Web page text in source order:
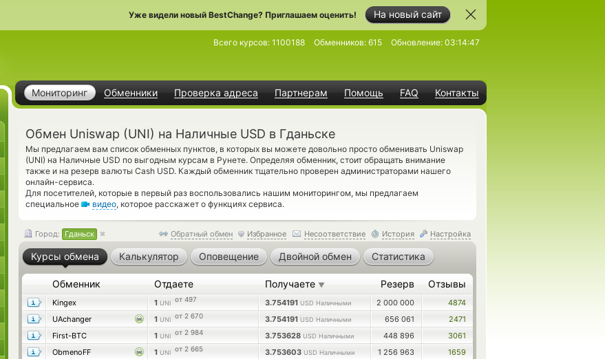
На новый сайт
Уже видели новый BestChange? Приглашаем оценить!
Мониторинг Обменники Проверка адреса Партнерам Помощь FAQ Контакты
Всего курсов: 1100188 Обменников: 615 Обновление: 03:14:47
Обмен Uniswap (UNI) на Наличные USD в Гданьске
Мы предлагаем вам список обменных пунктов, в которых вы можете довольно просто обменивать Uniswap
(UNI) на Наличные USD по выгодным курсам в Рунете. Определяя обменник, стоит обращать внимание
также и на резерв валюты Cash USD. Каждый обменник тщательно проверен администраторами нашего
онлайн-сервиса.
Для посетителей, которые в первый раз воспользовались нашим мониторингом, мы предлагаем
специальное
видео, которое расскажет о функциях сервиса.
Обратный обмен Избранное Несоответствие История Настройка
Город: Гданьск
Курсы обмена Калькулятор Оповещение Двойной обмен Статистика
Обменник Отдаете Получаете ▼ Резерв Отзывы
Kingex 1 UNI от 497 3.754191 USD Наличными 2 000 000
4874
UAchanger
1 UNI от 2 670 3.754191 USD Наличными 656 061
2471
First-BTC
1 UNI от 2 984 3.753628 USD Наличными 448 896
3061
ObmenoFF
1 UNI от 2 665 3.753603 USD Наличными 1 256 963 1659